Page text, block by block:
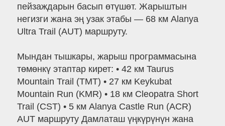
пейзаждарын басып өтүшөт. Жарыштын
негизги жана эң узак этабы — 68 км Alanya
Ultra Trail (AUT) маршруту.
Мындан тышкары, жарыш программасына
төмөнкү этаптар кирет: • 42 км Taurus
Mountain Trail (TMT) • 27 км Keykubat
Mountain Run (KMR) • 18 км Cleopatra Short
Trail (CST) • 5 км Alanya Castle Run (ACR)
AUT маршруту Дамлаташ үңкүрүнүн жана